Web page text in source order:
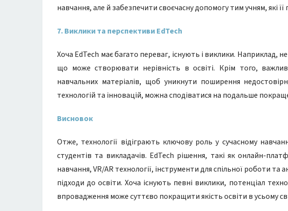
навчання, але й забезпечити своєчасну допомогу тим учням, які
7. Виклики та перспективи EdTech
Хоча EdTech має багато переваг, існують і виклики. Наприклад,
що може створювати нерівність в освіті. Крім того,
навчальних матеріалів, щоб уникнути поширення
технологій та інновацій, можна сподіватися на подальше
Висновок
Отже, технології відіграють ключову роль у сучасному
студентів та викладачів. EdTech рішення, такі як онлайн-
навчання, VR/AR технології, інструменти для спільної роботи
підходи до освіти. Хоча існують певні виклики, потенціал
впровадження може суттєво покращити якість освіти в усьому